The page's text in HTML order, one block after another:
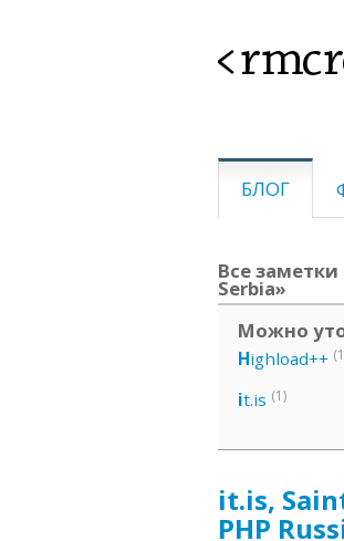
БЛОГ
Все
Serbia»
Можно
Highload++
it.is (1)
it.is,
PHP